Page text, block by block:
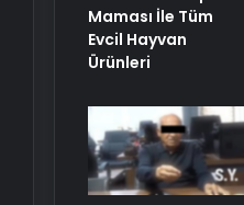
Maması İle Tüm
Evcil Hayvan
Ürünleri